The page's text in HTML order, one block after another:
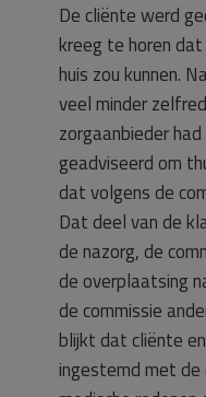
De cliënte werd
kreeg te horen
huis zou kunnen.
veel minder
zorgaanbieder
geadviseerd om
dat volgens de
Dat deel van de
de nazorg, de
de overplaatsing
de commissie
blijkt dat cliënte
ingestemd met de